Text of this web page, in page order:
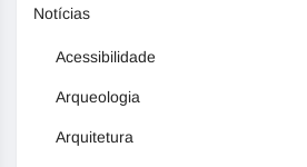
Notícias
Acessibilidade
Arqueologia
Arquitetura